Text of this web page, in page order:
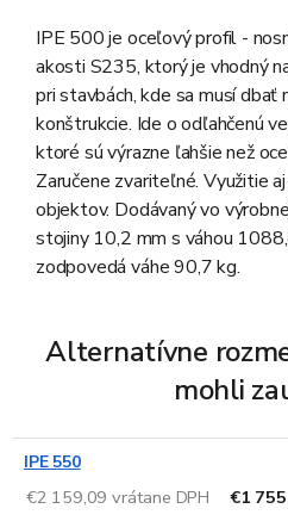
IPE 500 je oceľový profil -
akosti S235, ktorý je vhodný
pri stavbách, kde sa musí dbať
konštrukcie. Ide o odľahčenú
ktoré sú výrazne ľahšie než
Zaručene zvariteľné. Využitie
objektov. Dodávaný vo
stojiny 10,2 mm s váhou
zodpovedá váhe 90,7 kg.
Alternatívne
mohli
IPE 550
€2 159,09 vrátane DPH €1